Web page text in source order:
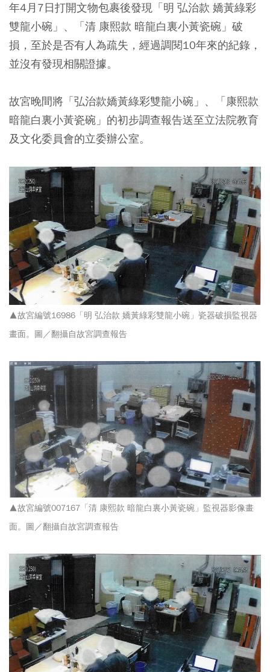
年4月7日打開文物包裹後發現「明 弘治款 嬌黃綠彩
雙龍小碗」、「清 康熙款 暗龍白裏小黃瓷碗」破
損，至於是否有人為疏失，經過調閱10年來的紀錄，
並沒有發現相關證據。
故宮晚間將「弘治款嬌黃綠彩雙龍小碗」、「康熙款
暗龍白裏小黃瓷碗」的初步調查報告送至立法院教育
及文化委員會的立委辦公室。
▲故宮編號16986「明 弘治款 嬌黃綠彩雙龍小碗」瓷器破損監視器
畫面。圖／翻攝自故宮調查報告
▲故宮編號007167「清 康熙款 暗龍白裏小黃瓷碗」監視器影像畫
面。圖／翻攝自故宮調查報告